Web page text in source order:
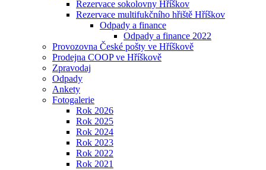
Rezervace sokolovny Hříškov
Rezervace multifukčního hřiště Hříškov
Odpady a finance
Odpady a finance 2022
Provozovna České pošty ve Hříškově
Prodejna COOP ve Hříškově
Zpravodaj
Odpady
Ankety
Fotogalerie
Rok 2026
Rok 2025
Rok 2024
Rok 2023
Rok 2022
Rok 2021